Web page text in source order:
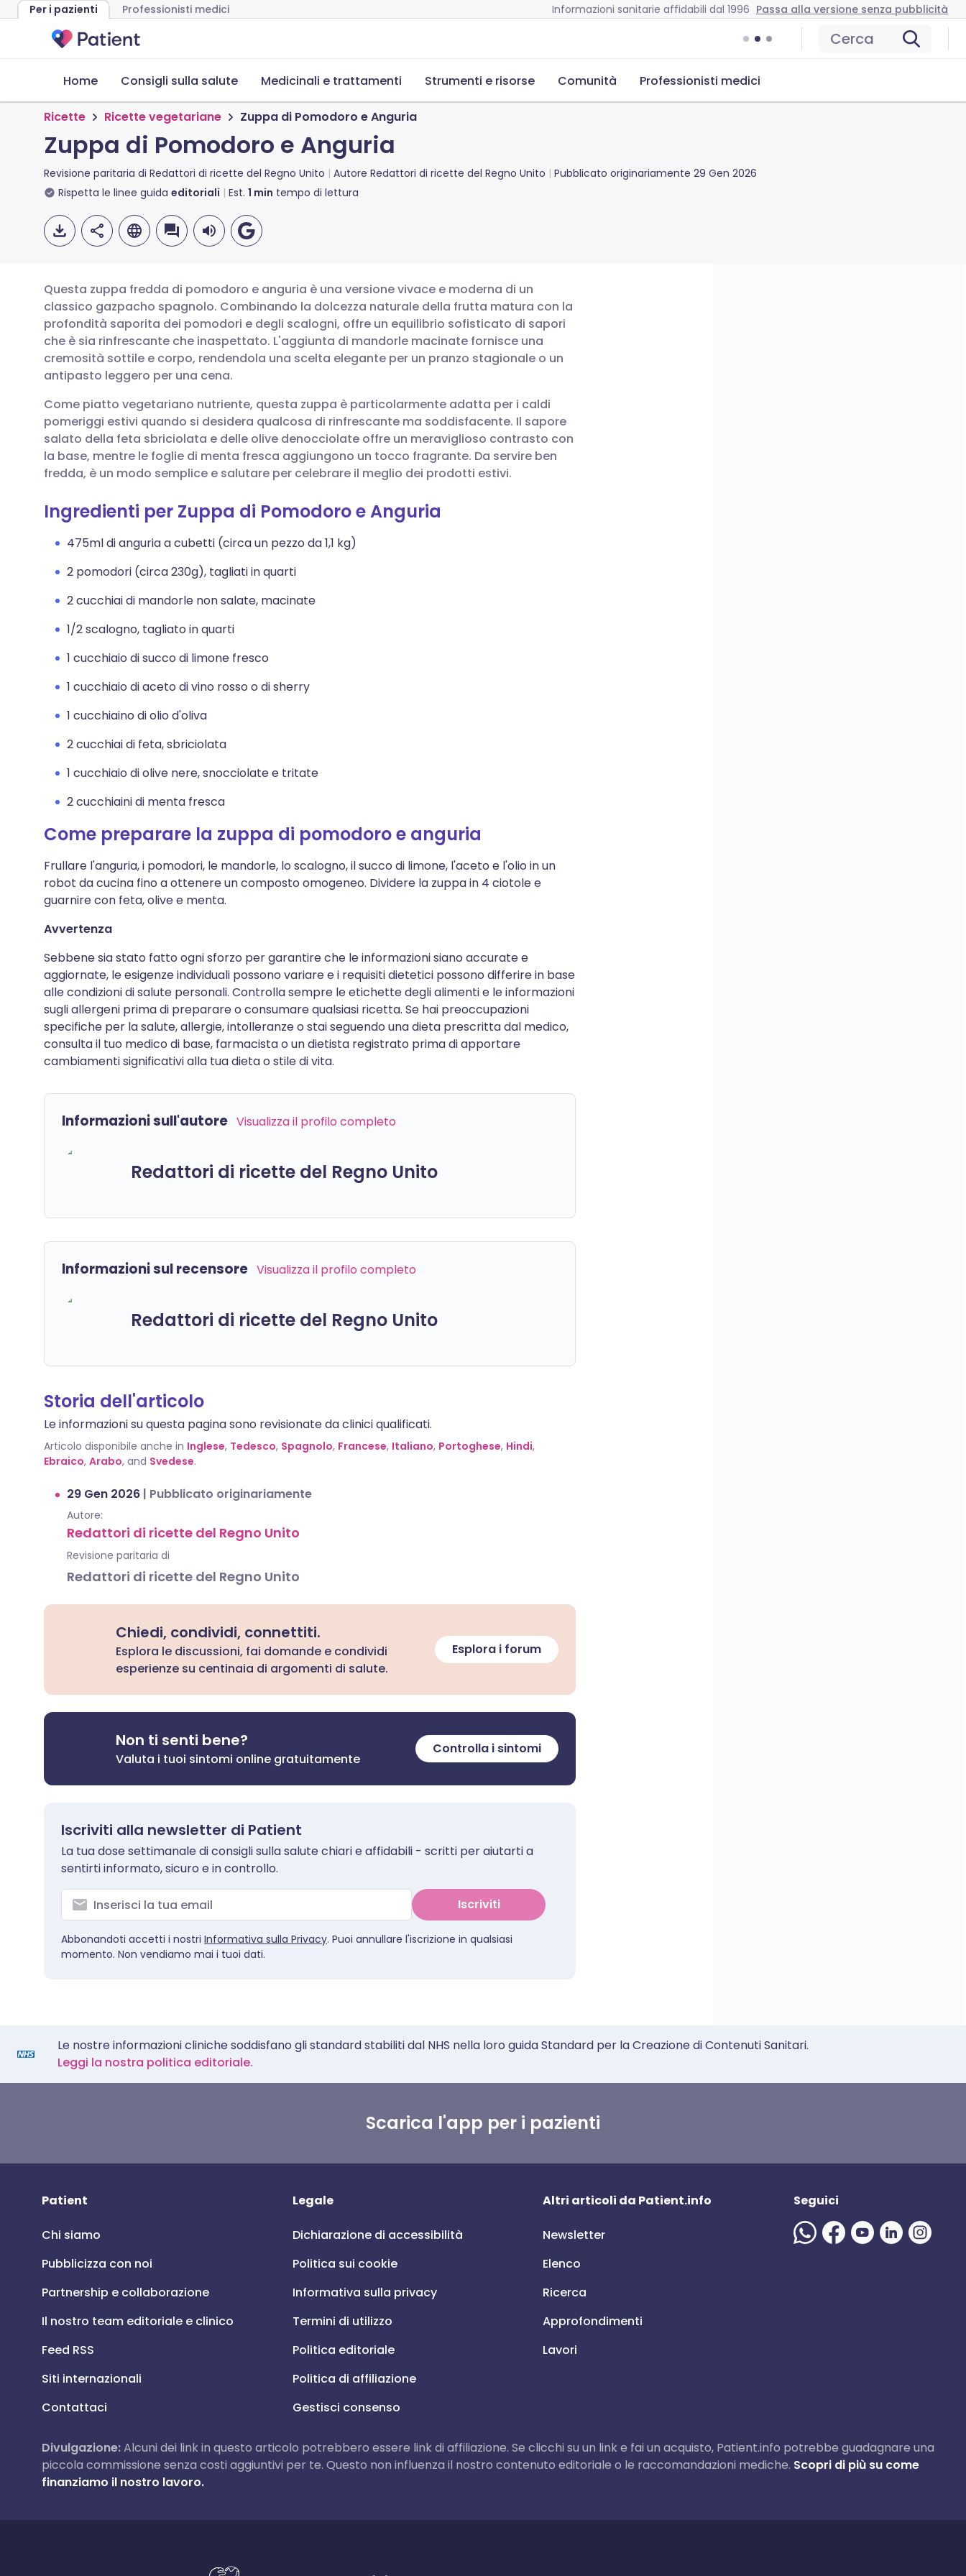
Per i pazienti Professionisti medici Informazioni sanitarie affidabili dal 1996 Passa alla versione senza pubblicità
Cerca
Home Consigli sulla salute Medicinali e trattamenti Strumenti e risorse Comunità Professionisti medici
Ricette Ricette vegetariane Zuppa di Pomodoro e Anguria
Zuppa di Pomodoro e Anguria
Revisione paritaria di Redattori di ricette del Regno Unito Autore Redattori di ricette del Regno Unito Pubblicato originariamente 29 Gen 2026
Rispetta le linee guida editoriali Est. 1 min tempo di lettura
Condividi via email
Condividi su Facebook
Condividi su LinkedIn
Condividi su X
Copia link
🇬🇧 English 🇩🇪 Deutsch
🇪🇸 Español 🇫🇷 Français
🇮🇹 Italiano 🇵🇹 Português
🇮🇳 हिन्दी 🇮🇱 עברית
Questa zuppa fredda di pomodoro e anguria è una versione vivace e moderna di un
classico gazpacho spagnolo. Combinando la dolcezza naturale della frutta matura con la
profondità saporita dei pomodori e degli scalogni, offre un equilibrio sofisticato di sapori
che è sia rinfrescante che inaspettato. L'aggiunta di mandorle macinate fornisce una
cremosità sottile e corpo, rendendola una scelta elegante per un pranzo stagionale o un
antipasto leggero per una cena.
Come piatto vegetariano nutriente, questa zuppa è particolarmente adatta per i caldi
pomeriggi estivi quando si desidera qualcosa di rinfrescante ma soddisfacente. Il sapore
salato della feta sbriciolata e delle olive denocciolate offre un meraviglioso contrasto con
la base, mentre le foglie di menta fresca aggiungono un tocco fragrante. Da servire ben
fredda, è un modo semplice e salutare per celebrare il meglio dei prodotti estivi.
Ingredienti per Zuppa di Pomodoro e Anguria
475ml di anguria a cubetti (circa un pezzo da 1,1 kg)
2 pomodori (circa 230g), tagliati in quarti
2 cucchiai di mandorle non salate, macinate
1/2 scalogno, tagliato in quarti
1 cucchiaio di succo di limone fresco
1 cucchiaio di aceto di vino rosso o di sherry
1 cucchiaino di olio d'oliva
2 cucchiai di feta, sbriciolata
1 cucchiaio di olive nere, snocciolate e tritate
2 cucchiaini di menta fresca
Come preparare la zuppa di pomodoro e anguria
Frullare l'anguria, i pomodori, le mandorle, lo scalogno, il succo di limone, l'aceto e l'olio in un
robot da cucina fino a ottenere un composto omogeneo. Dividere la zuppa in 4 ciotole e
guarnire con feta, olive e menta.
Avvertenza
Sebbene sia stato fatto ogni sforzo per garantire che le informazioni siano accurate e
aggiornate, le esigenze individuali possono variare e i requisiti dietetici possono differire in base
alle condizioni di salute personali. Controlla sempre le etichette degli alimenti e le informazioni
sugli allergeni prima di preparare o consumare qualsiasi ricetta. Se hai preoccupazioni
specifiche per la salute, allergie, intolleranze o stai seguendo una dieta prescritta dal medico,
consulta il tuo medico di base, farmacista o un dietista registrato prima di apportare
cambiamenti significativi alla tua dieta o stile di vita.
Informazioni sull'autore Visualizza il profilo completo
Redattori di ricette del Regno Unito
Informazioni sul recensore Visualizza il profilo completo
Redattori di ricette del Regno Unito
Storia dell'articolo
Le informazioni su questa pagina sono revisionate da clinici qualificati.
Articolo disponibile anche in Inglese, Tedesco, Spagnolo, Francese, Italiano, Portoghese, Hindi,
Ebraico, Arabo, and Svedese.
29 Gen 2026 | Pubblicato originariamente
Autore:
Redattori di ricette del Regno Unito
Revisione paritaria di
Redattori di ricette del Regno Unito
Chiedi, condividi, connettiti.
Esplora le discussioni, fai domande e condividi
esperienze su centinaia di argomenti di salute.
Esplora i forum
Non ti senti bene?
Valuta i tuoi sintomi online gratuitamente
Controlla i sintomi
Iscriviti alla newsletter di Patient
La tua dose settimanale di consigli sulla salute chiari e affidabili - scritti per aiutarti a
sentirti informato, sicuro e in controllo.
Iscriviti
Abbonandoti accetti i nostri Informativa sulla Privacy. Puoi annullare l'iscrizione in qualsiasi
momento. Non vendiamo mai i tuoi dati.
Le nostre informazioni cliniche soddisfano gli standard stabiliti dal NHS nella loro guida Standard per la Creazione di Contenuti Sanitari.
Leggi la nostra politica editoriale.
Scarica l'app per i pazienti
Patient
Chi siamo
Pubblicizza con noi
Partnership e collaborazione
Il nostro team editoriale e clinico
Feed RSS
Siti internazionali
Contattaci
Legale
Dichiarazione di accessibilità
Politica sui cookie
Informativa sulla privacy
Termini di utilizzo
Politica editoriale
Politica di affiliazione
Gestisci consenso
Altri articoli da Patient.info
Newsletter
Elenco
Ricerca
Approfondimenti
Lavori
Seguici
Divulgazione:Alcuni dei link in questo articolo potrebbero essere link di affiliazione. Se clicchi su un link e fai un acquisto, Patient.info potrebbe guadagnare una
piccola commissione senza costi aggiuntivi per te. Questo non influenza il nostro contenuto editoriale o le raccomandazioni mediche. Scopri di più su come
finanziamo il nostro lavoro.